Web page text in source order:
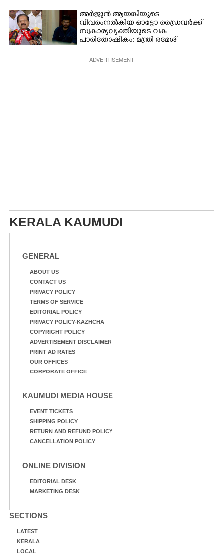
അർജുൻ ആയങ്കിയുടെ
വിവരംനൽകിയ ഓട്ടോ ഡ്രൈവർക്ക്
സ്വകാര്യവ്യക്തിയുടെ വക
പാരിതോഷികം: മന്ത്രി രമേശ്
ADVERTISEMENT
KERALA KAUMUDI
GENERAL
ABOUT US
CONTACT US
PRIVACY POLICY
TERMS OF SERVICE
EDITORIAL POLICY
PRIVACY POLICY-KAZHCHA
COPYRIGHT POLICY
ADVERTISEMENT DISCLAIMER
PRINT AD RATES
OUR OFFICES
CORPORATE OFFICE
KAUMUDI MEDIA HOUSE
EVENT TICKETS
SHIPPING POLICY
RETURN AND REFUND POLICY
CANCELLATION POLICY
ONLINE DIVISION
EDITORIAL DESK
MARKETING DESK
SECTIONS
LATEST
KERALA
LOCAL